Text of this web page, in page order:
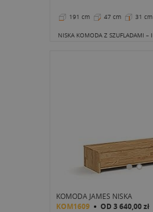
191 cm 47 cm 31 cm
KOMODA JAMES NISKA
KOM1609 OD 3 640,00 zł